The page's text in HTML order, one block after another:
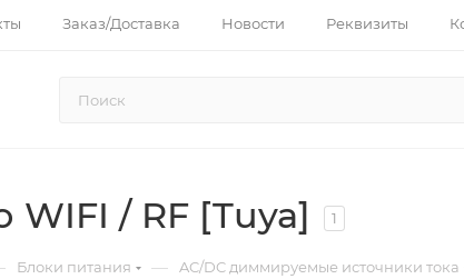
Заказ/Доставка Новости Реквизиты
/ RF [Tuya] 1
Блоки питания — AC/DC диммируемые источники тока